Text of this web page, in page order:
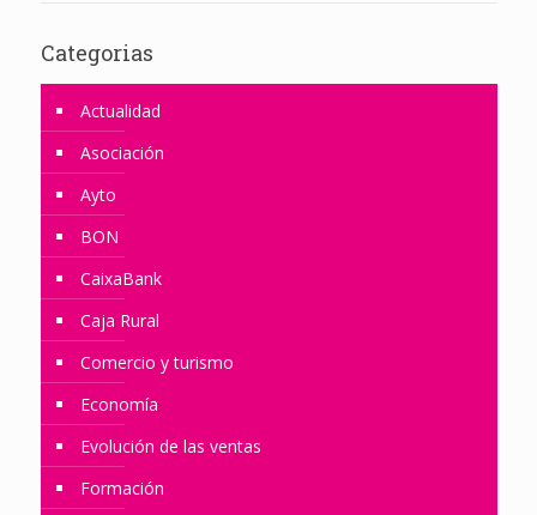
Categorias
Actualidad
Asociación
Ayto
BON
CaixaBank
Caja Rural
Comercio y turismo
Economía
Evolución de las ventas
Formación